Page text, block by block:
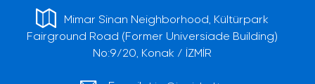
Mimar Sinan Neighborhood, Kültürpark
Fairground Road (Former Universiade Building)
No:9/20, Konak / İZMİR